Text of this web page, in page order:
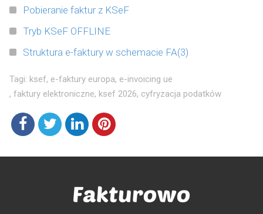
Pobieranie faktur z KSeF
Tryb KSeF OFFLINE
Struktura e-faktury w schemacie FA(3)
Tagi: ksef, e-faktury europa, e-invoicing ue
, faktury elektroniczne, ksef 2026, cyfryzacja podatków